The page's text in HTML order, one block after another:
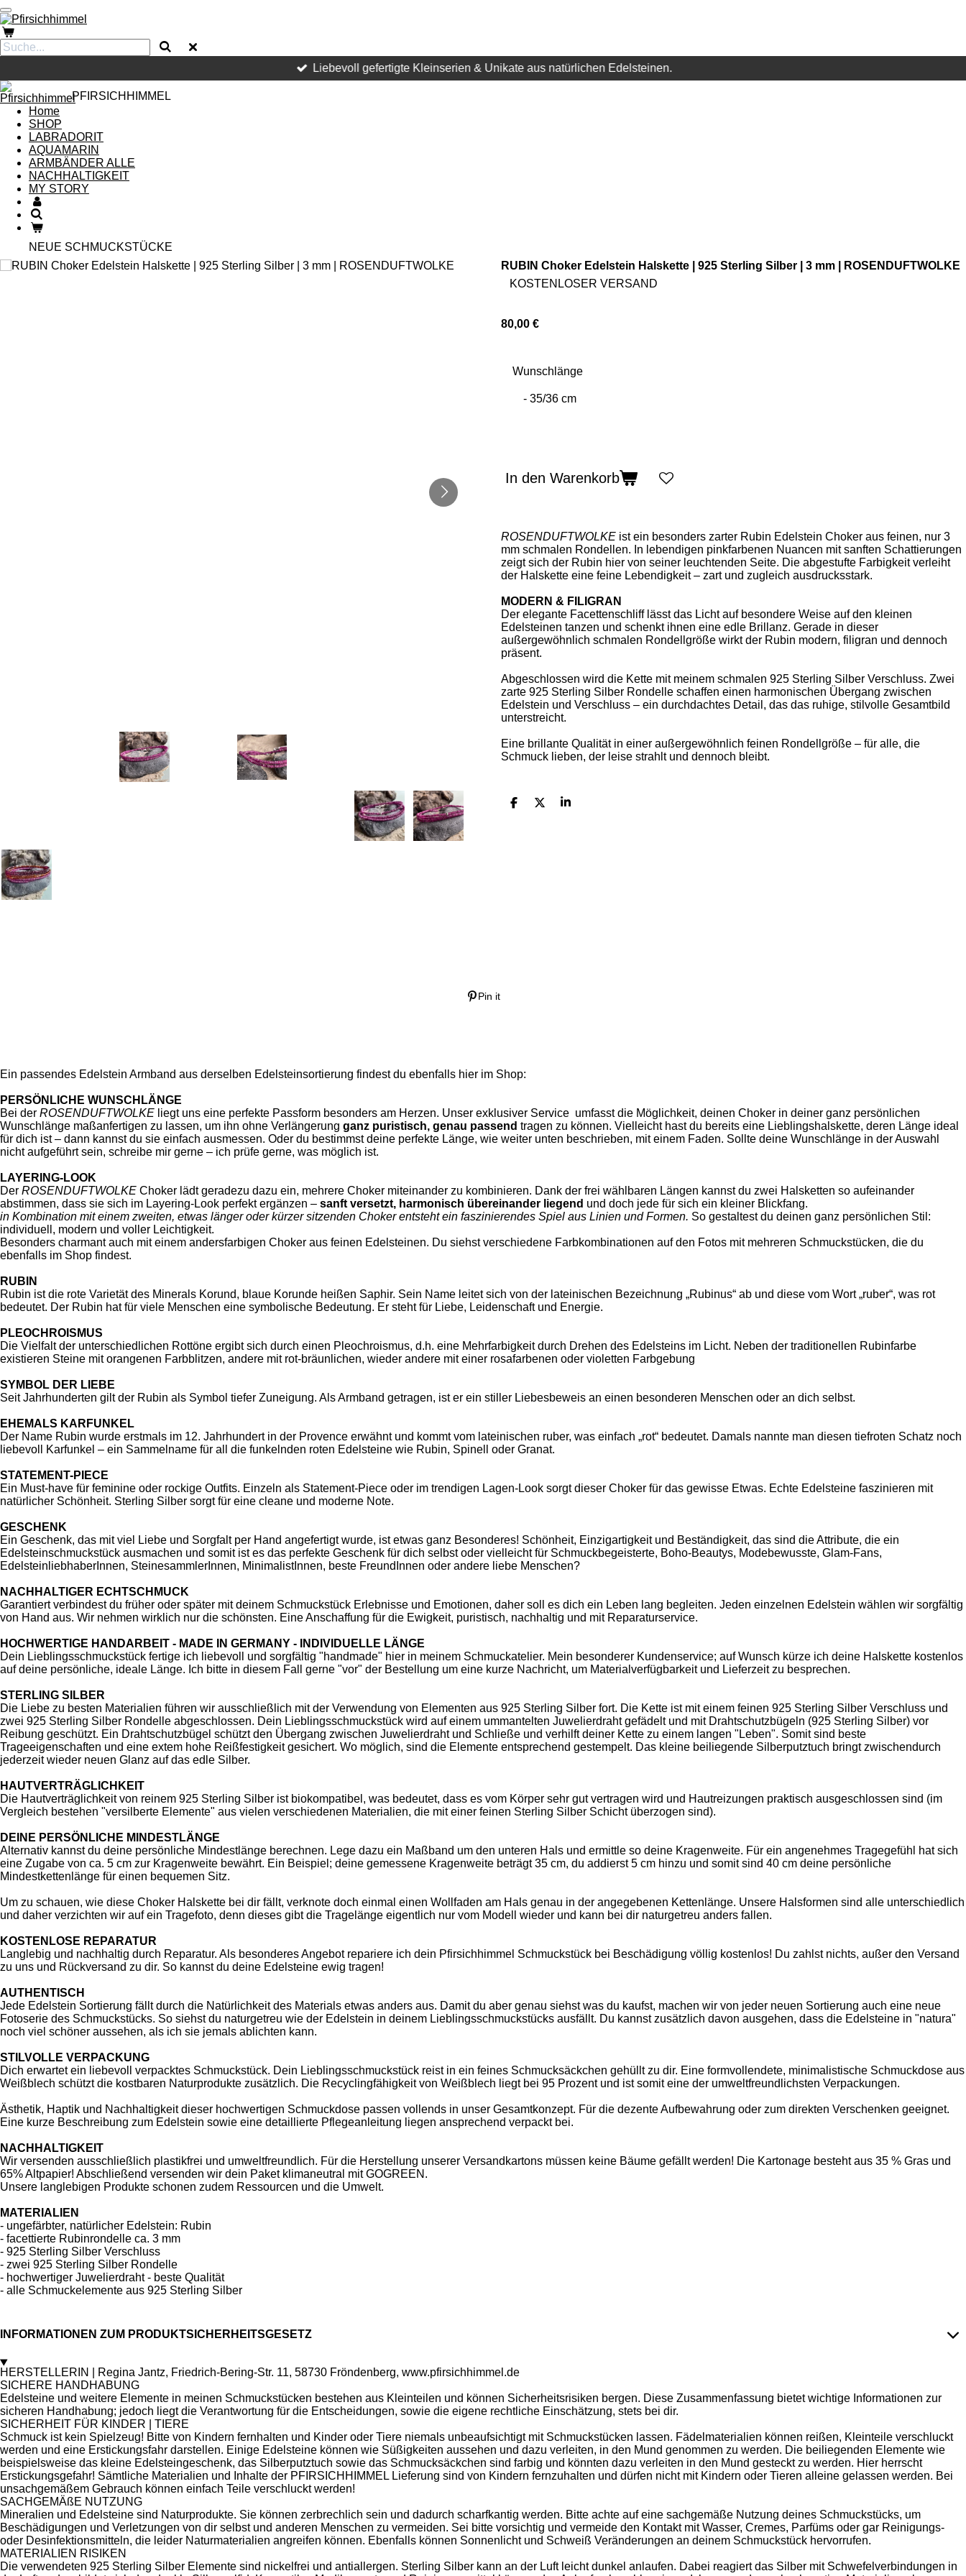
Zum
Hauptinhalt
springen
Liebevoll gefertigte Kleinserien & Unikate aus natürlichen Edelsteinen.
PFIRSICHHIMMEL
Home
SHOP
LABRADORIT
AQUAMARIN
ARMBÄNDER ALLE
NACHHALTIGKEIT
MY STORY
NEUE SCHMUCKSTÜCKE
RUBIN Choker Edelstein Halskette | 925 Sterling Silber | 3 mm | ROSENDUFTWOLKE
KOSTENLOSER VERSAND
80,00 €
Wunschlänge
In den Warenkorb
ROSENDUFTWOLKE ist ein besonders zarter Rubin Edelstein Choker aus feinen, nur 3
mm schmalen Rondellen. In lebendigen pinkfarbenen Nuancen mit sanften Schattierungen
zeigt sich der Rubin hier von seiner leuchtenden Seite. Die abgestufte Farbigkeit verleiht
der Halskette eine feine Lebendigkeit – zart und zugleich ausdrucksstark.
MODERN & FILIGRAN
Der elegante Facettenschliff lässt das Licht auf besondere Weise auf den kleinen
Edelsteinen tanzen und schenkt ihnen eine edle Brillanz. Gerade in dieser
außergewöhnlich schmalen Rondellgröße wirkt der Rubin modern, filigran und dennoch
präsent.
Abgeschlossen wird die Kette mit meinem schmalen 925 Sterling Silber Verschluss. Zwei
zarte 925 Sterling Silber Rondelle schaffen einen harmonischen Übergang zwischen
Edelstein und Verschluss – ein durchdachtes Detail, das das ruhige, stilvolle Gesamtbild
unterstreicht.
Eine brillante Qualität in einer außergewöhnlich feinen Rondellgröße – für alle, die
Schmuck lieben, der leise strahlt und dennoch bleibt.
T
T
T
Pin it
Ein passendes Edelstein Armband aus derselben Edelsteinsortierung findest du ebenfalls hier im Shop:
PERSÖNLICHE WUNSCHLÄNGE
Bei der ROSENDUFTWOLKE liegt uns eine perfekte Passform besonders am Herzen. Unser exklusiver Service umfasst die Möglichkeit, deinen Choker in deiner ganz persönlichen
Wunschlänge maßanfertigen zu lassen, um ihn ohne Verlängerung ganz puristisch, genau passend tragen zu können. Vielleicht hast du bereits eine Lieblingshalskette, deren Länge ideal
für dich ist – dann kannst du sie einfach ausmessen. Oder du bestimmst deine perfekte Länge, wie weiter unten beschrieben, mit einem Faden. Sollte deine Wunschlänge in der Auswahl
nicht aufgeführt sein, schreibe mir gerne – ich prüfe gerne, was möglich ist.
LAYERING-LOOK
Der ROSENDUFTWOLKE Choker lädt geradezu dazu ein, mehrere Choker miteinander zu kombinieren. Dank der frei wählbaren Längen kannst du zwei Halsketten so aufeinander
abstimmen, dass sie sich im Layering-Look perfekt ergänzen – sanft versetzt, harmonisch übereinander liegend und doch jede für sich ein kleiner Blickfang.
in Kombination mit einem zweiten, etwas länger oder kürzer sitzenden Choker entsteht ein faszinierendes Spiel aus Linien und Formen. So gestaltest du deinen ganz persönlichen Stil:
individuell, modern und voller Leichtigkeit.
Besonders charmant auch mit einem andersfarbigen Choker aus feinen Edelsteinen. Du siehst verschiedene Farbkombinationen auf den Fotos mit mehreren Schmuckstücken, die du
ebenfalls im Shop findest.
RUBIN
Rubin ist die rote Varietät des Minerals Korund, blaue Korunde heißen Saphir. Sein Name leitet sich von der lateinischen Bezeichnung „Rubinus“ ab und diese vom Wort „ruber“, was rot
bedeutet. Der Rubin hat für viele Menschen eine symbolische Bedeutung. Er steht für Liebe, Leidenschaft und Energie.
PLEOCHROISMUS
Die Vielfalt der unterschiedlichen Rottöne ergibt sich durch einen Pleochroismus, d.h. eine Mehrfarbigkeit durch Drehen des Edelsteins im Licht. Neben der traditionellen Rubinfarbe
existieren Steine mit orangenen Farbblitzen, andere mit rot-bräunlichen, wieder andere mit einer rosafarbenen oder violetten Farbgebung
SYMBOL DER LIEBE
Seit Jahrhunderten gilt der Rubin als Symbol tiefer Zuneigung. Als Armband getragen, ist er ein stiller Liebesbeweis an einen besonderen Menschen oder an dich selbst.
EHEMALS KARFUNKEL
Der Name Rubin wurde erstmals im 12. Jahrhundert in der Provence erwähnt und kommt vom lateinischen ruber, was einfach „rot“ bedeutet. Damals nannte man diesen tiefroten Schatz noch
liebevoll Karfunkel – ein Sammelname für all die funkelnden roten Edelsteine wie Rubin, Spinell oder Granat.
STATEMENT-PIECE
Ein Must-have für feminine oder rockige Outfits. Einzeln als Statement-Piece oder im trendigen Lagen-Look sorgt dieser Choker für das gewisse Etwas. Echte Edelsteine faszinieren mit
natürlicher Schönheit. Sterling Silber sorgt für eine cleane und moderne Note.
GESCHENK
Ein Geschenk, das mit viel Liebe und Sorgfalt per Hand angefertigt wurde, ist etwas ganz Besonderes! Schönheit, Einzigartigkeit und Beständigkeit, das sind die Attribute, die ein
Edelsteinschmuckstück ausmachen und somit ist es das perfekte Geschenk für dich selbst oder vielleicht für Schmuckbegeisterte, Boho-Beautys, Modebewusste, Glam-Fans,
EdelsteinliebhaberInnen, SteinesammlerInnen, MinimalistInnen, beste FreundInnen oder andere liebe Menschen?
NACHHALTIGER ECHTSCHMUCK
Garantiert verbindest du früher oder später mit deinem Schmuckstück Erlebnisse und Emotionen, daher soll es dich ein Leben lang begleiten. Jeden einzelnen Edelstein wählen wir sorgfältig
von Hand aus. Wir nehmen wirklich nur die schönsten. Eine Anschaffung für die Ewigkeit, puristisch, nachhaltig und mit Reparaturservice.
HOCHWERTIGE HANDARBEIT - MADE IN GERMANY - INDIVIDUELLE LÄNGE
Dein Lieblingsschmuckstück fertige ich liebevoll und sorgfältig "handmade" hier in meinem Schmuckatelier. Mein besonderer Kundenservice; auf Wunsch kürze ich deine Halskette kostenlos
auf deine persönliche, ideale Länge. Ich bitte in diesem Fall gerne "vor" der Bestellung um eine kurze Nachricht, um Materialverfügbarkeit und Lieferzeit zu besprechen.
STERLING SILBER
Die Liebe zu besten Materialien führen wir ausschließlich mit der Verwendung von Elementen aus 925 Sterling Silber fort. Die Kette ist mit einem feinen 925 Sterling Silber Verschluss und
zwei 925 Sterling Silber Rondelle abgeschlossen. Dein Lieblingsschmuckstück wird auf einem ummantelten Juwelierdraht gefädelt und mit Drahtschutzbügeln (925 Sterling Silber) vor
Reibung geschützt. Ein Drahtschutzbügel schützt den Übergang zwischen Juwelierdraht und Schließe und verhilft deiner Kette zu einem langen "Leben". Somit sind beste
Trageeigenschaften und eine extem hohe Reißfestigkeit gesichert. Wo möglich, sind die Elemente entsprechend gestempelt. Das kleine beiliegende Silberputztuch bringt zwischendurch
jederzeit wieder neuen Glanz auf das edle Silber.
HAUTVERTRÄGLICHKEIT
Die Hautverträglichkeit von reinem 925 Sterling Silber ist biokompatibel, was bedeutet, dass es vom Körper sehr gut vertragen wird und Hautreizungen praktisch ausgeschlossen sind (im
Vergleich bestehen "versilberte Elemente" aus vielen verschiedenen Materialien, die mit einer feinen Sterling Silber Schicht überzogen sind).
DEINE PERSÖNLICHE MINDESTLÄNGE
Alternativ kannst du deine persönliche Mindestlänge berechnen. Lege dazu ein Maßband um den unteren Hals und ermittle so deine Kragenweite. Für ein angenehmes Tragegefühl hat sich
eine Zugabe von ca. 5 cm zur Kragenweite bewährt. Ein Beispiel; deine gemessene Kragenweite beträgt 35 cm, du addierst 5 cm hinzu und somit sind 40 cm deine persönliche
Mindestkettenlänge für einen bequemen Sitz.
Um zu schauen, wie diese Choker Halskette bei dir fällt, verknote doch einmal einen Wollfaden am Hals genau in der angegebenen Kettenlänge. Unsere Halsformen sind alle unterschiedlich
und daher verzichten wir auf ein Tragefoto, denn dieses gibt die Tragelänge eigentlich nur vom Modell wieder und kann bei dir naturgetreu anders fallen.
KOSTENLOSE REPARATUR
Langlebig und nachhaltig durch Reparatur. Als besonderes Angebot repariere ich dein Pfirsichhimmel Schmuckstück bei Beschädigung völlig kostenlos! Du zahlst nichts, außer den Versand
zu uns und Rückversand zu dir. So kannst du deine Edelsteine ewig tragen!
AUTHENTISCH
Jede Edelstein Sortierung fällt durch die Natürlichkeit des Materials etwas anders aus. Damit du aber genau siehst was du kaufst, machen wir von jeder neuen Sortierung auch eine neue
Fotoserie des Schmuckstücks. So siehst du naturgetreu wie der Edelstein in deinem Lieblingsschmuckstücks ausfällt. Du kannst zusätzlich davon ausgehen, dass die Edelsteine in "natura"
noch viel schöner aussehen, als ich sie jemals ablichten kann.
STILVOLLE VERPACKUNG
Dich erwartet ein liebevoll verpacktes Schmuckstück. Dein Lieblingsschmuckstück reist in ein feines Schmucksäckchen gehüllt zu dir. Eine formvollendete, minimalistische Schmuckdose aus
Weißblech schützt die kostbaren Naturprodukte zusätzlich. Die Recyclingfähigkeit von Weißblech liegt bei 95 Prozent und ist somit eine der umweltfreundlichsten Verpackungen.
Ästhetik, Haptik und Nachhaltigkeit dieser hochwertigen Schmuckdose passen vollends in unser Gesamtkonzept. Für die dezente Aufbewahrung oder zum direkten Verschenken geeignet.
Eine kurze Beschreibung zum Edelstein sowie eine detaillierte Pflegeanleitung liegen ansprechend verpackt bei.
NACHHALTIGKEIT
Wir versenden ausschließlich plastikfrei und umweltfreundlich. Für die Herstellung unserer Versandkartons müssen keine Bäume gefällt werden! Die Kartonage besteht aus 35 % Gras und
65% Altpapier! Abschließend versenden wir dein Paket klimaneutral mit GOGREEN.
Unsere langlebigen Produkte schonen zudem Ressourcen und die Umwelt.
MATERIALIEN
- ungefärbter, natürlicher Edelstein: Rubin
- facettierte Rubinrondelle ca. 3 mm
- 925 Sterling Silber Verschluss
- zwei 925 Sterling Silber Rondelle
- hochwertiger Juwelierdraht - beste Qualität
- alle Schmuckelemente aus 925 Sterling Silber
INFORMATIONEN ZUM PRODUKTSICHERHEITSGESETZ
HERSTELLERIN | Regina Jantz, Friedrich-Bering-Str. 11, 58730 Fröndenberg, www.pfirsichhimmel.de
SICHERE HANDHABUNG
Edelsteine und weitere Elemente in meinen Schmuckstücken bestehen aus Kleinteilen und können Sicherheitsrisiken bergen. Diese Zusammenfassung bietet wichtige Informationen zur
sicheren Handhabung; jedoch liegt die Verantwortung für die Entscheidungen, sowie die eigene rechtliche Einschätzung, stets bei dir.
SICHERHEIT FÜR KINDER | TIERE
Schmuck ist kein Spielzeug! Bitte von Kindern fernhalten und Kinder oder Tiere niemals unbeaufsichtigt mit Schmuckstücken lassen. Fädelmaterialien können reißen, Kleinteile verschluckt
werden und eine Erstickungsfahr darstellen. Einige Edelsteine können wie Süßigkeiten aussehen und dazu verleiten, in den Mund genommen zu werden. Die beiliegenden Elemente wie
beispielsweise das kleine Edelsteingeschenk, das Silberputztuch sowie das Schmucksäckchen sind farbig und könnten dazu verleiten in den Mund gesteckt zu werden. Hier herrscht
Erstickungsgefahr! Sämtliche Materialien und Inhalte der PFIRSICHHIMMEL Lieferung sind von Kindern fernzuhalten und dürfen nicht mit Kindern oder Tieren alleine gelassen werden. Bei
unsachgemäßem Gebrauch können einfach Teile verschluckt werden!
SACHGEMÄßE NUTZUNG
Mineralien und Edelsteine sind Naturprodukte. Sie können zerbrechlich sein und dadurch scharfkantig werden. Bitte achte auf eine sachgemäße Nutzung deines Schmuckstücks, um
Beschädigungen und Verletzungen von dir selbst und anderen Menschen zu vermeiden. Sei bitte vorsichtig und vermeide den Kontakt mit Wasser, Cremes, Parfüms oder gar Reinigungs-
oder Desinfektionsmitteln, die leider Naturmaterialien angreifen können. Ebenfalls können Sonnenlicht und Schweiß Veränderungen an deinem Schmuckstück hervorrufen.
MATERIALIEN RISIKEN
Die verwendeten 925 Sterling Silber Elemente sind nickelfrei und antiallergen. Sterling Silber kann an der Luft leicht dunkel anlaufen. Dabei reagiert das Silber mit Schwefelverbindungen in